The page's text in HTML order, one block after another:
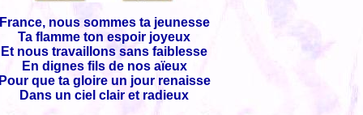
nous sommes ta jeunesse
Ta flamme ton espoir joyeux
Et nous travaillons sans faiblesse
En dignes fils de nos aïeux
que ta gloire un jour renaisse
Dans un ciel clair et radieux